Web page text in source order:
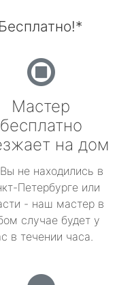
Мастер
бесплатно
на дом
не находились в
Петербурге или
- наш мастер в
случае будет у
в течении часа.